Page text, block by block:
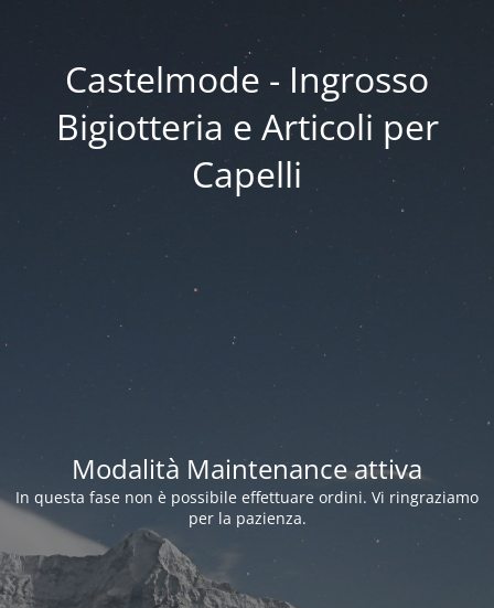
Castelmode - Ingrosso
Bigiotteria e Articoli per
Capelli
Modalità Maintenance attiva
In questa fase non è possibile effettuare ordini. Vi ringraziamo
per la pazienza.